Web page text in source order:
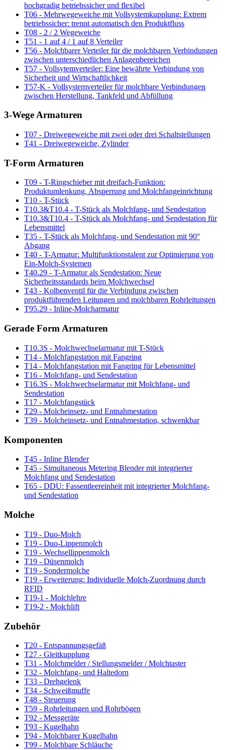
hochgradig betriebssicher und flexibel
T06 - Mehrwegeweiche mit Vollsystemkupplung: Extrem
betriebssicher: trennt automatisch den Produktfluss
T08 - 2 / 2 Wegeweiche
T51 - 1 auf 4 / 1 auf 8 Verteiler
T56 - Molchbarer Verteiler für die molchbaren Verbindungen
zwischen unterschiedlichen Anlagenbereichen
T57 - Vollsytemverteiler: Eine bewährte Verbindung von
Sicherheit und Wirtschaftlichkeit
T57-K - Vollsystemverteiler für molchbare Verbindungen
zwischen Herstellung, Tankfeld und Abfüllung
3-Wege Armaturen
T07 - Dreiwegeweiche mit zwei oder drei Schaltstellungen
T41 - Dreiwegeweiche, Zylinder
T-Form Armaturen
T09 - T-Ringschieber mit dreifach-Funktion:
Produktumlenkung, Absperrung und Molchfangeinrichtung
T10 - T-Stück
T10.3&T10.4 - T-Stück als Molchfang- und Sendestation
T10.3&T10.4 - T-Stück als Molchfang- und Sendestation für
Lebensmittel
T35 - T-Stück als Molchfang- und Sendestation mit 90°
Abgang
T40 - T-Armatur: Multifunktionstalent zur Optimierung von
Ein-Molch-Systemen
T40.29 - T-Armatur als Sendestation: Neue
Sicherheitsstandards beim Molchwechsel
T43 - Kolbenventil für die Verbindung zwischen
produktführenden Leitungen und molchbaren Rohrleitungen
T95.29 - Inline-Molcharmatur
Gerade Form Armaturen
T10.3S - Molchwechselarmatur mit T-Stück
T14 - Molchfangstation mit Fangring
T14 - Molchfangstation mit Fangring für Lebensmittel
T16 - Molchfang- und Sendestation
T16.3S - Molchwechselarmatur mit Molchfang- und
Sendestation
T17 - Molchfangstück
T29 - Molcheinsetz- und Entnahmestation
T39 - Molcheinsetz- und Entnahmestation, schwenkbar
Komponenten
T45 - Inline Blender
T45 - Simultaneous Metering Blender mit integrierter
Molchfang und Sendestation
T65 - DDU: Fassentleereinheit mit integrierter Molchfang-
und Sendestation
Molche
T19 - Duo-Molch
T19 - Duo-Lippenmolch
T19 - Wechsellippenmolch
T19 - Düsenmolch
T19 - Sondermolche
T19 - Erweiterung: Individuelle Molch-Zuordnung durch
RFID
T19-1 - Molchlehre
T19-2 - Molchlift
Zubehör
T20 - Entspannungsgefäß
T27 - Gleitkupplung
T31 - Molchmelder / Stellungsmelder / Molchtaster
T32 - Molchfang- und Haltedorn
T33 - Drehgelenk
T34 - Schweißmuffe
T48 - Steuerung
T59 - Rohrleitungen und Rohrbögen
T92 - Messgeräte
T93 - Kugelhahn
T94 - Molchbarer Kugelhahn
T99 - Molchbare Schläuche